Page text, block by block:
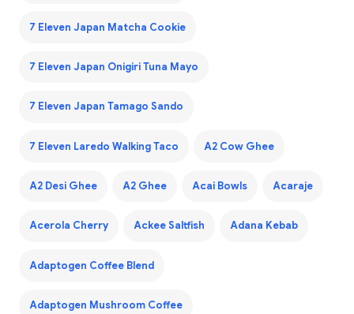
7 Eleven Japan Matcha Cookie
7 Eleven Japan Onigiri Tuna Mayo
7 Eleven Japan Tamago Sando
7 Eleven Laredo Walking Taco A2 Cow Ghee
A2 Desi Ghee A2 Ghee Acai Bowls Acaraje
Acerola Cherry Ackee Saltfish Adana Kebab
Adaptogen Coffee Blend
Adaptogen Mushroom Coffee